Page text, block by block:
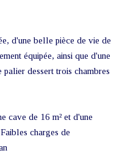
d'une belle pièce de vie de
équipée, ainsi que d'une
dessert trois chambres
cave de 16 m² et d'une
charges de